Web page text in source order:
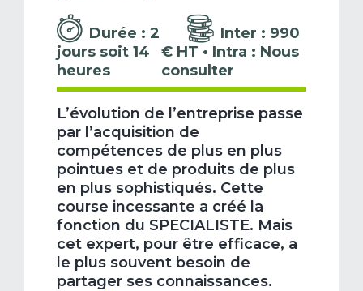
Durée : 2
jours soit 14
heures
Inter : 990
€ HT • Intra : Nous
consulter
L’évolution de l’entreprise passe
par l’acquisition de
compétences de plus en plus
pointues et de produits de plus
en plus sophistiqués. Cette
course incessante a créé la
fonction du SPECIALISTE. Mais
cet expert, pour être efficace, a
le plus souvent besoin de
partager ses connaissances.